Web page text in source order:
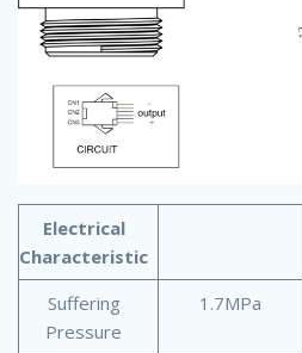
Electrical
Characteristic
Suffering
Pressure
1.7MPa